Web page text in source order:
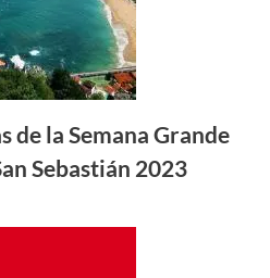
de la Semana Grande
Sebastián 2023